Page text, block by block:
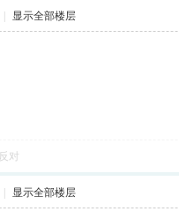
显示全部楼层
反对
显示全部楼层